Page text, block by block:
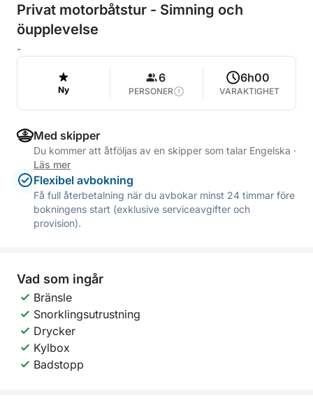
Privat motorbåtstur - Simning och
öupplevelse
-
Ny
6
PERSONER
6h00
VARAKTIGHET
Med skipper
Du kommer att åtföljas av en skipper som talar Engelska ·
Läs mer
Flexibel avbokning
Få full återbetalning när du avbokar minst 24 timmar före
bokningens start (exklusive serviceavgifter och
provision).
Vad som ingår
Bränsle
Snorklingsutrustning
Drycker
Kylbox
Badstopp